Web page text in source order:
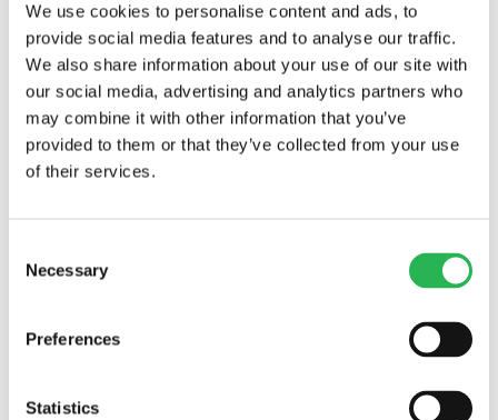
We use cookies to personalise content and ads, to
provide social media features and to analyse our traffic.
We also share information about your use of our site with
our social media, advertising and analytics partners who
may combine it with other information that you’ve
provided to them or that they’ve collected from your use
of their services.
Selection
Necessary
Preferences
Statistics